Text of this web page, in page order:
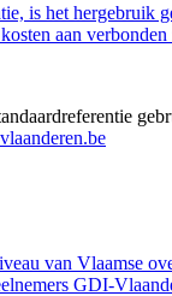
is het
aan
van Vlaamse
GDI-